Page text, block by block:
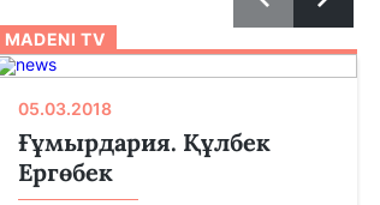
MADENI TV
05.03.2018
Ғұмырдария. Құлбек
Ергөбек